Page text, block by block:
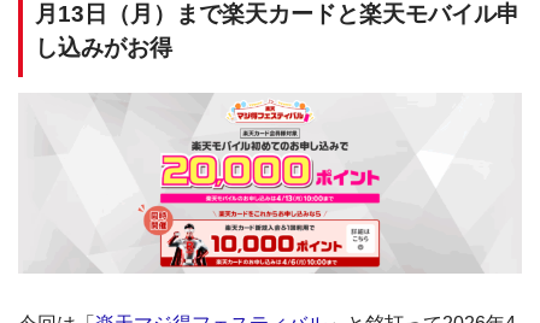
月13日（月）まで楽天カードと楽天モバイル申
し込みがお得